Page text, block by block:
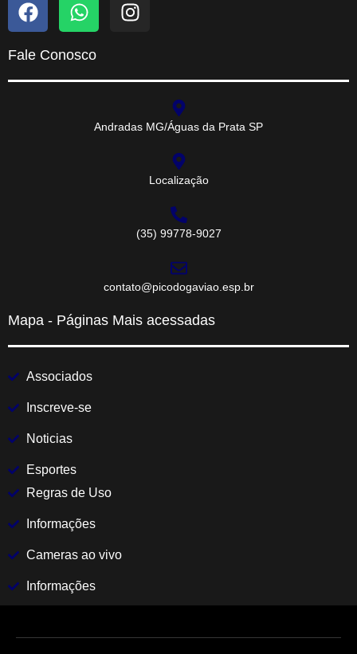
Fale Conosco
Andradas MG/Águas da Prata SP
Localização
(35) 99778-9027
contato@picodogaviao.esp.br
Mapa - Páginas Mais acessadas
Associados
Inscreve-se
Noticias
Esportes
Regras de Uso
Informações
Cameras ao vivo
Informações